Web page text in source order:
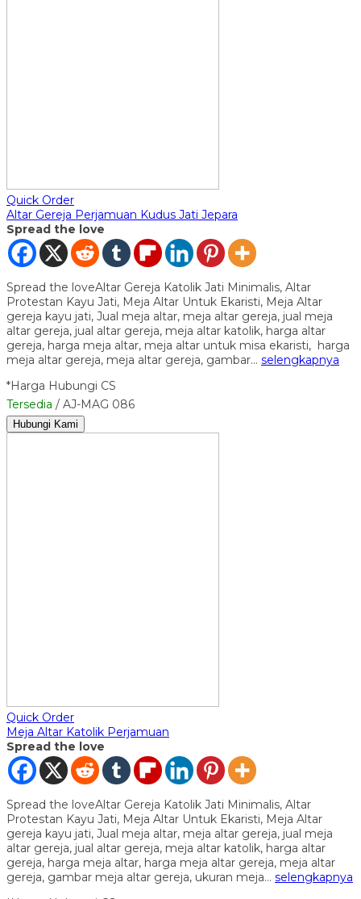
Quick Order
Altar Gereja Perjamuan Kudus Jati Jepara
Spread the love
Spread the loveAltar Gereja Katolik Jati Minimalis, Altar
Protestan Kayu Jati, Meja Altar Untuk Ekaristi, Meja Altar
gereja kayu jati, Jual meja altar, meja altar gereja, jual meja
altar gereja, jual altar gereja, meja altar katolik, harga altar
gereja, harga meja altar, meja altar untuk misa ekaristi, harga
meja altar gereja, meja altar gereja, gambar… selengkapnya
*Harga Hubungi CS
Tersedia / AJ-MAG 086
Hubungi Kami
Quick Order
Meja Altar Katolik Perjamuan
Spread the love
Spread the loveAltar Gereja Katolik Jati Minimalis, Altar
Protestan Kayu Jati, Meja Altar Untuk Ekaristi, Meja Altar
gereja kayu jati, Jual meja altar, meja altar gereja, jual meja
altar gereja, jual altar gereja, meja altar katolik, harga altar
gereja, harga meja altar, harga meja altar gereja, meja altar
gereja, gambar meja altar gereja, ukuran meja… selengkapnya